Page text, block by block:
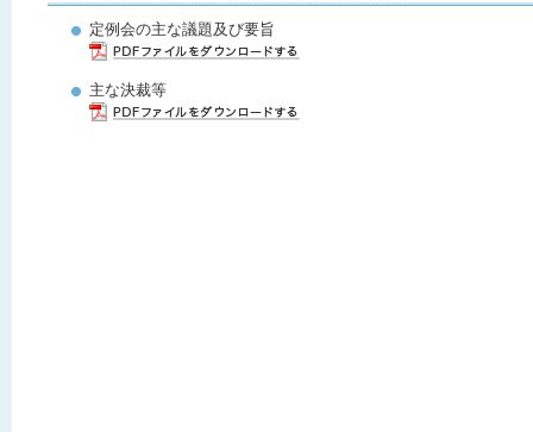
定例会の主な議題及び要旨
主な決裁等